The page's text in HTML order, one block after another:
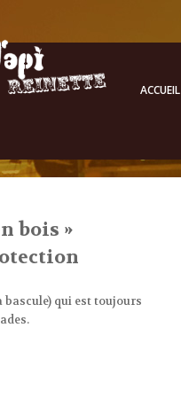
ACCUEIL
bois »
qui est toujours